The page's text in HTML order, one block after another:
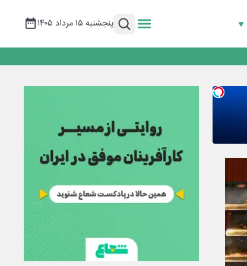
پنجشنبه ۱۵ مرداد ۱۴۰۵